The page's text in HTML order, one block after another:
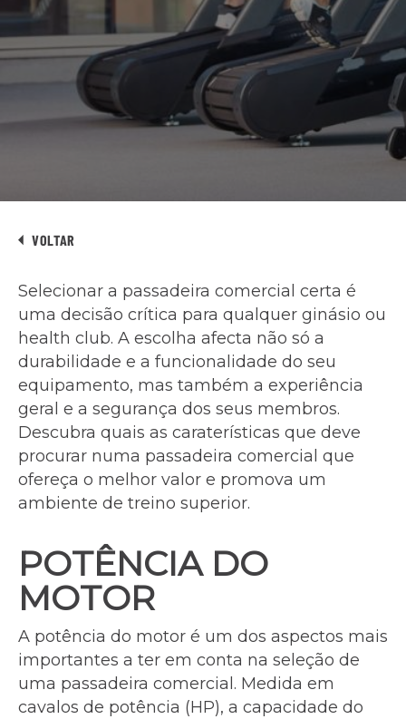
VOLTAR
Selecionar a passadeira comercial certa é
uma decisão crítica para qualquer ginásio ou
health club. A escolha afecta não só a
durabilidade e a funcionalidade do seu
equipamento, mas também a experiência
geral e a segurança dos seus membros.
Descubra quais as caraterísticas que deve
procurar numa passadeira comercial que
ofereça o melhor valor e promova um
ambiente de treino superior.
POTÊNCIA DO
MOTOR
A potência do motor é um dos aspectos mais
importantes a ter em conta na seleção de
uma passadeira comercial. Medida em
cavalos de potência (HP), a capacidade do